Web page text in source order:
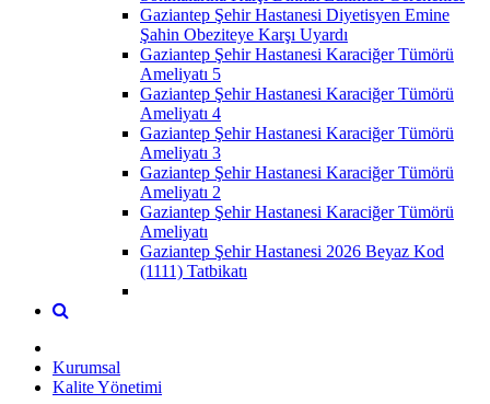
Gaziantep Şehir Hastanesi Diyetisyen Emine
Şahin Obeziteye Karşı Uyardı
Gaziantep Şehir Hastanesi Karaciğer Tümörü
Ameliyatı 5
Gaziantep Şehir Hastanesi Karaciğer Tümörü
Ameliyatı 4
Gaziantep Şehir Hastanesi Karaciğer Tümörü
Ameliyatı 3
Gaziantep Şehir Hastanesi Karaciğer Tümörü
Ameliyatı 2
Gaziantep Şehir Hastanesi Karaciğer Tümörü
Ameliyatı
Gaziantep Şehir Hastanesi 2026 Beyaz Kod
(1111) Tatbikatı
Kurumsal
Kalite Yönetimi